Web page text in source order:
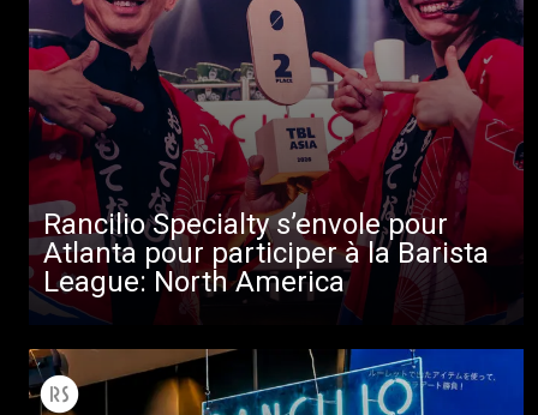
Rancilio Specialty s’envole pour
Atlanta pour participer à la Barista
League: North America
Toutes
Produits
Nouvelles
Télécharger
Plus de